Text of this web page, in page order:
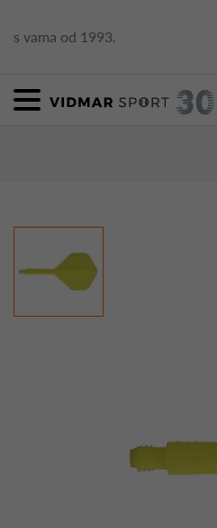
s vama od 1993.